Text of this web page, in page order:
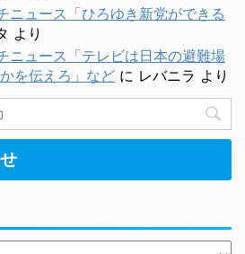
ュース「ひろゆき新党ができる
より
ュース「テレビは日本の避難場
を伝えろ」など に レバニラ より